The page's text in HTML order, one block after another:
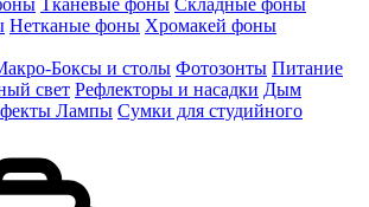
Тканевые фоны Складные фоны
Нетканые фоны Хромакей фоны
Боксы и столы Фотозонты Питание
свет Рефлекторы и насадки Дым
Лампы Сумки для студийного